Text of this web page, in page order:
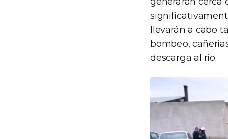
llevarán a cabo
bombeo,
descarga al río.